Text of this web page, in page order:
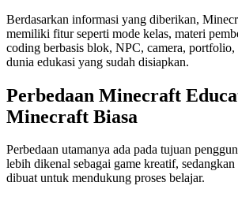
Berdasarkan informasi yang diberikan,
memiliki fitur seperti mode kelas, materi
coding berbasis blok, NPC, camera, portfolio,
dunia edukasi yang sudah disiapkan.
Perbedaan Minecraft
Minecraft Biasa
Perbedaan utamanya ada pada tujuan
lebih dikenal sebagai game kreatif,
dibuat untuk mendukung proses belajar.